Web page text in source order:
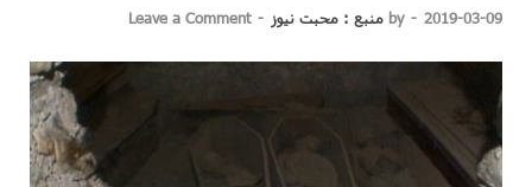
2019-03-09
-
by منبع : محبت نیوز -
Leave a Comment